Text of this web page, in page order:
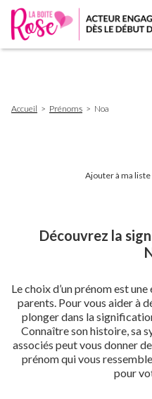
d'Ariane
Accueil Prénoms Noa
Ajouter à ma liste
Découvrez la
Le choix d’un prénom est
parents. Pour vous aider à
plonger dans la
Connaître son histoire, sa
associés peut vous donner
prénom qui vous
pour